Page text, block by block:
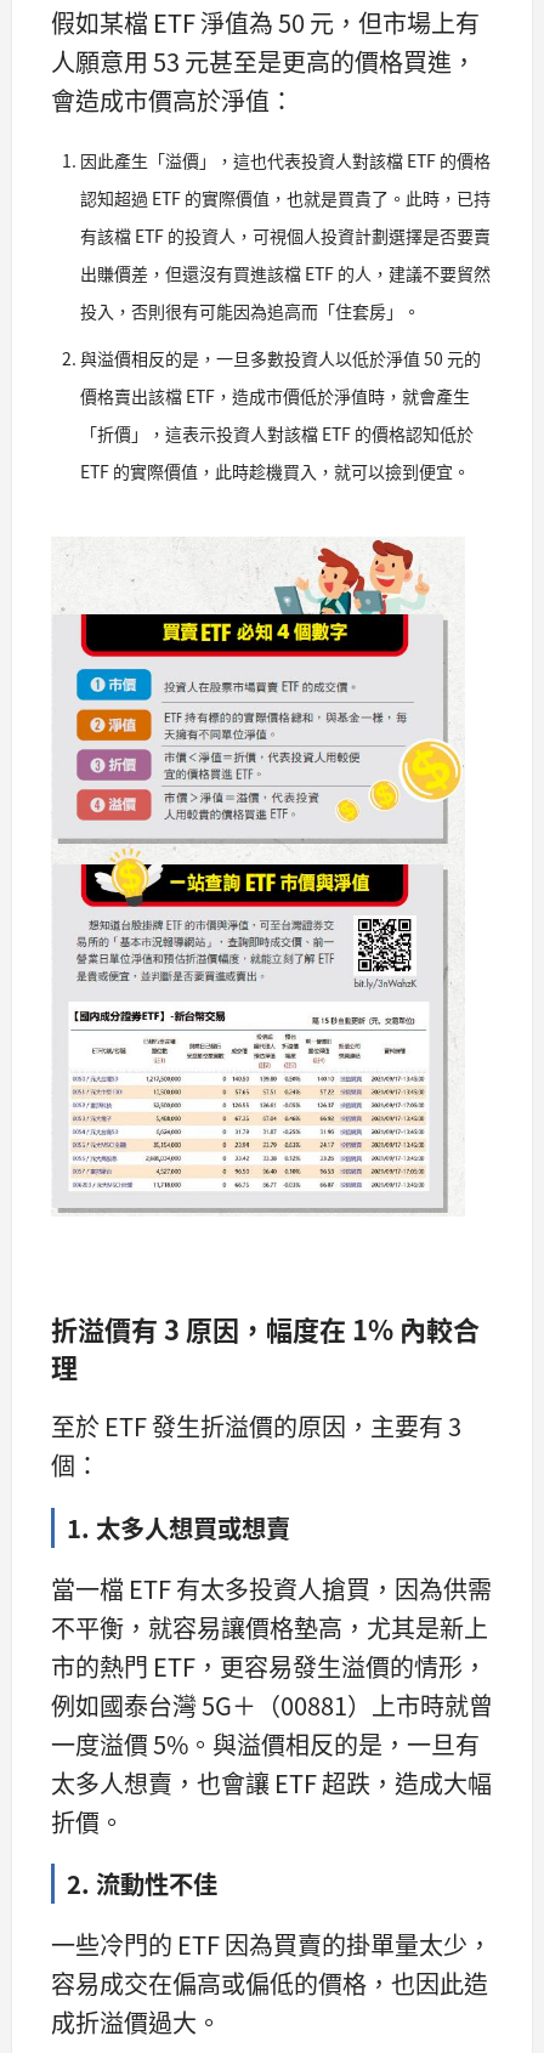
假如某檔 ETF 淨值為 50 元，但市場上有
人願意用 53 元甚至是更高的價格買進，
會造成市價高於淨值：
因此產生「溢價」，這也代表投資人對該檔 ETF 的價格
認知超過 ETF 的實際價值，也就是買貴了。此時，已持
有該檔 ETF 的投資人，可視個人投資計劃選擇是否要賣
出賺價差，但還沒有買進該檔 ETF 的人，建議不要貿然
投入，否則很有可能因為追高而「住套房」。
與溢價相反的是，一旦多數投資人以低於淨值 50 元的
價格賣出該檔 ETF，造成市價低於淨值時，就會產生
「折價」，這表示投資人對該檔 ETF 的價格認知低於
ETF 的實際價值，此時趁機買入，就可以撿到便宜。
折溢價有 3 原因，幅度在 1% 內較合
理
至於 ETF 發生折溢價的原因，主要有 3
個：
1. 太多人想買或想賣
當一檔 ETF 有太多投資人搶買，因為供需
不平衡，就容易讓價格墊高，尤其是新上
市的熱門 ETF，更容易發生溢價的情形，
例如國泰台灣 5G＋（00881）上市時就曾
一度溢價 5%。與溢價相反的是，一旦有
太多人想賣，也會讓 ETF 超跌，造成大幅
折價。
2. 流動性不佳
一些冷門的 ETF 因為買賣的掛單量太少，
容易成交在偏高或偏低的價格，也因此造
成折溢價過大。